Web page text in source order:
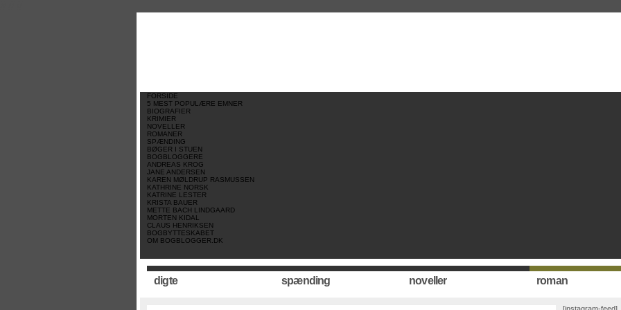
FORSIDE
5 MEST POPULÆRE EMNER
BIOGRAFIER
KRIMIER
NOVELLER
ROMANER
SPÆNDING
BØGER I STUEN
BOGBLOGGERE
ANDREAS KROG
JANE ANDERSEN
KAREN MØLDRUP RASMUSSEN
KATHRINE NORSK
KATRINE LESTER
KRISTA BAUER
METTE BACH LINDGAARD
MORTEN KIDAL
CLAUS HENRIKSEN
BOGBYTTESKABET
OM BOGBLOGGER.DK
digte spænding noveller roman